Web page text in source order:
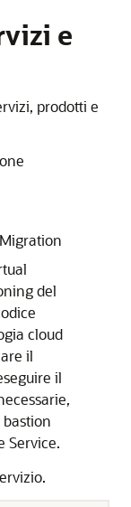
e
prodotti e
del
cloud
il
il
Service.